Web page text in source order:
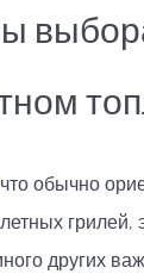
обычно
грилей,
других